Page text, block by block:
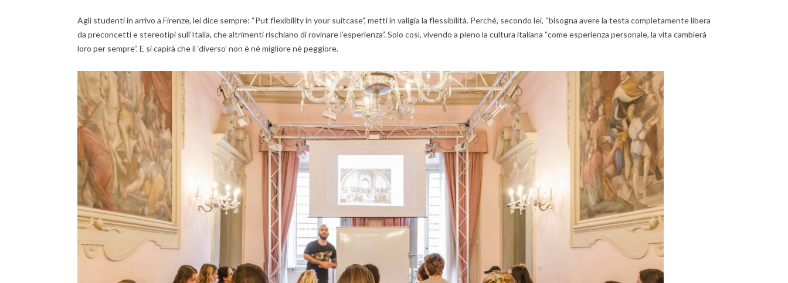
Agli studenti in arrivo a Firenze, lei dice sempre: “Put flexibility in your suitcase”, metti in valigia la flessibilità. Perché, secondo lei, “bisogna avere la testa completamente libera
da preconcetti e stereotipi sull’Italia, che altrimenti rischiano di rovinare l’esperienza”. Solo così, vivendo a pieno la cultura italiana “come esperienza personale, la vita cambierà
loro per sempre”. E si capirà che il ‘diverso’ non è né migliore né peggiore.